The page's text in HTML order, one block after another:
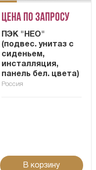
Цена по запросу
ПЭК "НЕО"
(подвес. унитаз с
сиденьем,
инсталляция,
панель бел. цвета)
Россия
В корзину